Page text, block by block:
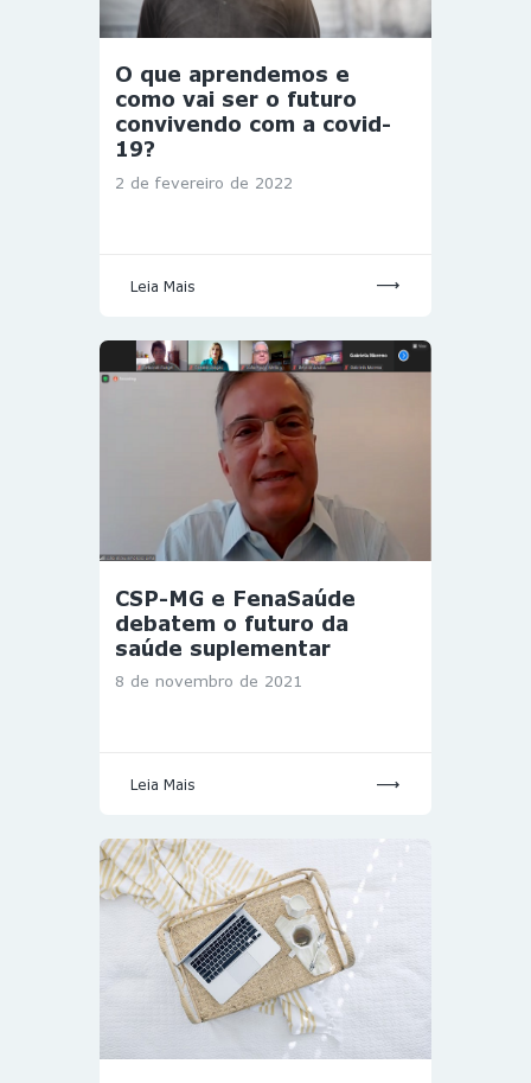
O que aprendemos e
como vai ser o futuro
convivendo com a covid-
19?
2 de fevereiro de 2022
Leia Mais
CSP-MG e FenaSaúde
debatem o futuro da
saúde suplementar
8 de novembro de 2021
Leia Mais